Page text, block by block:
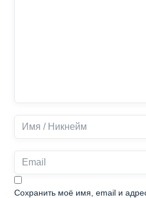
Сохранить моё имя, email и